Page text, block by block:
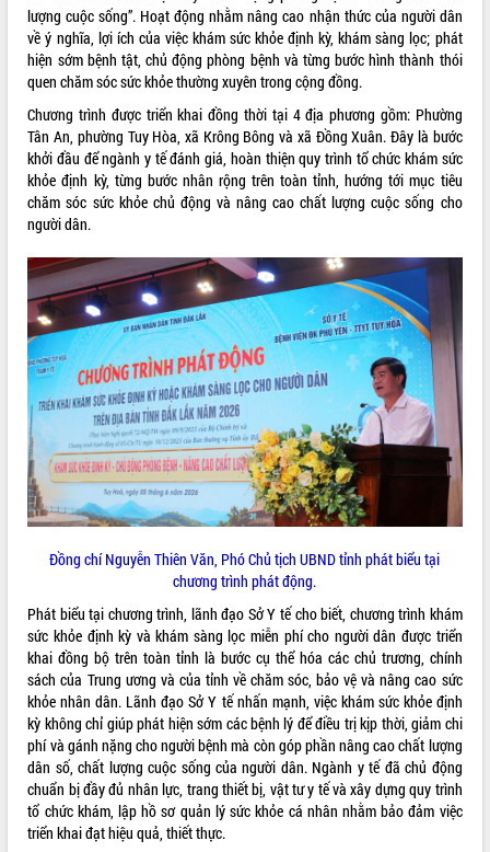
VIDEO
Khám bệnh, cấp phát thuốc miễn phí
và tặng quà người dân xã Cư Pui
Hội nghị UBND tỉnh Đắk Lắk thường kỳ
tháng 7/2026
Lễ truy tặng danh hiệu “Bà Mẹ Việt
Nam Anh hùng” và trao Huân chương
UBND tỉnh Đắk Lắk triển khai nhiệm
vụ 6 tháng cuối năm 2026
Kỳ họp thứ Hai, Hội đồng nhân dân
tỉnh khóa XI quyết nghị nhiều nội dung
quan trọng
Bí thư Tỉnh ủy Lương Nguyễn Minh
Triết thăm, tặng quà người có công với
cách mạng
Rà soát, hoàn thiện hệ thống thiết chế
văn hóa, thể thao đáp ứng yêu cầu
ALBUM ẢNH
LIÊN KẾT WEB
lượng cuộc sống”. Hoạt động nhằm nâng cao nhận thức của người dân
về ý nghĩa, lợi ích của việc khám sức khỏe định kỳ, khám sàng lọc; phát
hiện sớm bệnh tật, chủ động phòng bệnh và từng bước hình thành thói
quen chăm sóc sức khỏe thường xuyên trong cộng đồng.
Chương trình được triển khai đồng thời tại 4 địa phương gồm: Phường
Tân An, phường Tuy Hòa, xã Krông Bông và xã Đồng Xuân. Đây là bước
khởi đầu để ngành y tế đánh giá, hoàn thiện quy trình tổ chức khám sức
khỏe định kỳ, từng bước nhân rộng trên toàn tỉnh, hướng tới mục tiêu
chăm sóc sức khỏe chủ động và nâng cao chất lượng cuộc sống cho
người dân.
Đồng chí Nguyễn Thiên Văn, Phó Chủ tịch UBND tỉnh phát biểu tại
chương trình phát động.
Phát biểu tại chương trình, lãnh đạo Sở Y tế cho biết, chương trình khám
sức khỏe định kỳ và khám sàng lọc miễn phí cho người dân được triển
khai đồng bộ trên toàn tỉnh là bước cụ thể hóa các chủ trương, chính
sách của Trung ương và của tỉnh về chăm sóc, bảo vệ và nâng cao sức
khỏe nhân dân. Lãnh đạo Sở Y tếnhấn mạnh, việc khám sức khỏe định
kỳ không chỉ giúp phát hiện sớm các bệnh lý để điều trị kịp thời, giảm chi
phí và gánh nặng cho người bệnh mà còn góp phần nâng cao chất lượng
dân số, chất lượng cuộc sống của người dân. Ngành y tế đã chủ động
chuẩn bị đầy đủ nhân lực, trang thiết bị, vật tư y tế và xây dựng quy trình
tổ chức khám, lập hồ sơ quản lý sức khỏe cá nhân nhằm bảo đảm việc
triển khai đạt hiệu quả, thiết thực.